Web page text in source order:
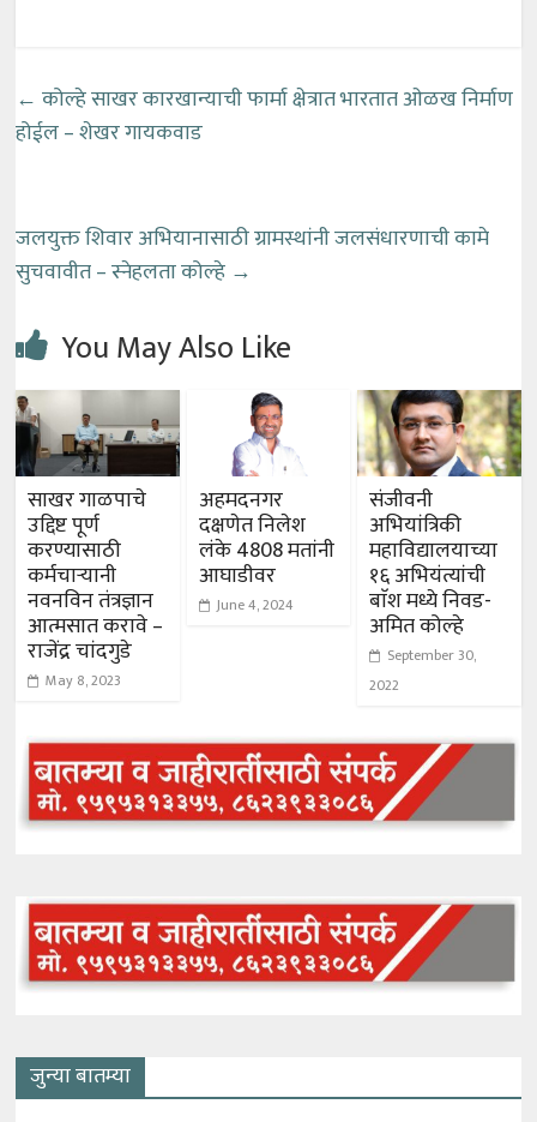
← कोल्हे साखर कारखान्याची फार्मा क्षेत्रात भारतात ओळख निर्माण
होईल – शेखर गायकवाड
जलयुक्त शिवार अभियानासाठी ग्रामस्थांनी जलसंधारणाची कामे
सुचवावीत – स्नेहलता कोल्हे →
You May Also Like
साखर गाळपाचे
उद्दिष्ट पूर्ण
करण्यासाठी
कर्मचाऱ्यानी
नवनविन तंत्रज्ञान
आत्मसात करावे –
राजेंद्र चांदगुडे
May 8, 2023
अहमदनगर
दक्षणेत निलेश
लंके 4808 मतांनी
आघाडीवर
June 4, 2024
संजीवनी
अभियांत्रिकी
महाविद्यालयाच्या
१६ अभियंत्यांची
बाॅश मध्ये निवड-
अमित कोल्हे
September 30,
2022
जुन्या बातम्या